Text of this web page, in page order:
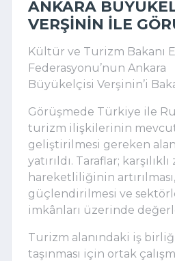
ANKARA
VERŞININ ILE
Kültür ve Turizm Bakanı
Federasyonu’nun Ankara
Büyükelçisi Verşinin’i
Görüşmede Türkiye ile
turizm ilişkilerinin
geliştirilmesi gereken
yatırıldı. Taraflar;
hareketliliğinin
güçlendirilmesi ve
imkânları üzerinde
Turizm alanındaki iş
taşınması için ortak